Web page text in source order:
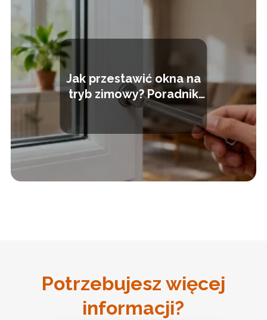
Jak przestawić okna na
tryb zimowy? Poradnik
krok po kroku
Potrzebujesz więcej
informacji?